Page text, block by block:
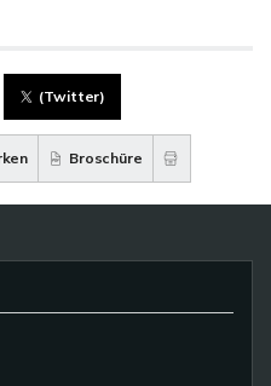
(Twitter)
Broschüre